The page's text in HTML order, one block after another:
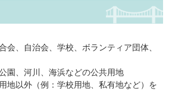
会、自治会、学校、ボランティア団体、
園、河川、海浜などの公共用地
（例：学校用地、私有地など）を